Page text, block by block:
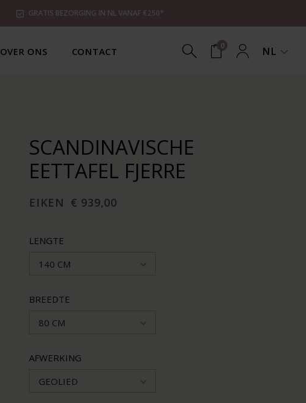
GRATIS BEZORGING IN NL VANAF €250*
OVER ONS CONTACT 0 NL
SCANDINAVISCHE
EETTAFEL FJERRE
EIKEN € 939,00
LENGTE
140 CM
BREEDTE
80 CM
AFWERKING
GEOLIED